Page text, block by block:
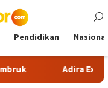
Pendidikan Nasional
Adira Expo Merdeka